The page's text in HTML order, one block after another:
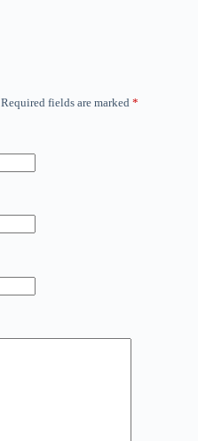
Required fields are marked *